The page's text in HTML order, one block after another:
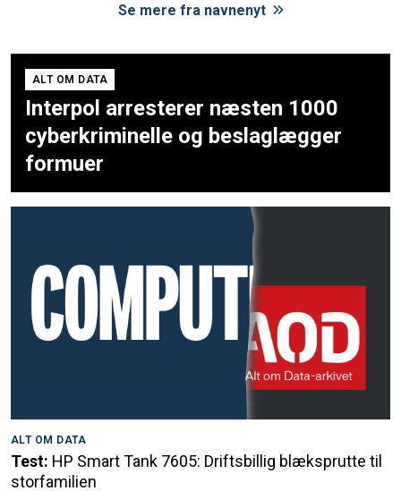
Se mere fra navnenyt
ALT OM DATA
Interpol arresterer næsten 1000
cyberkriminelle og beslaglægger
formuer
ALT OM DATA
Test: HP Smart Tank 7605: Driftsbillig blæksprutte til
storfamilien